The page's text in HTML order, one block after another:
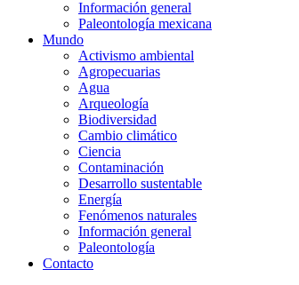
Información general
Paleontología mexicana
Mundo
Activismo ambiental
Agropecuarias
Agua
Arqueología
Biodiversidad
Cambio climático
Ciencia
Contaminación
Desarrollo sustentable
Energía
Fenómenos naturales
Información general
Paleontología
Contacto